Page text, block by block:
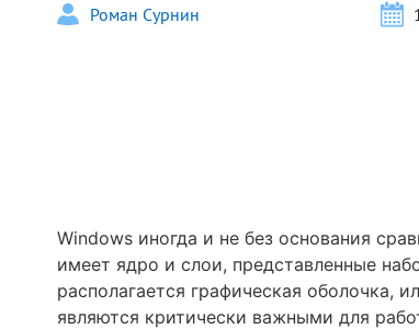
Роман Сурнин
Windows иногда и не без основания
имеет ядро и слои, представленные
располагается графическая оболочка,
являются критически важными для